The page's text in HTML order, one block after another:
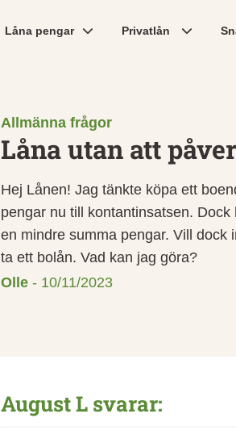
Låna pengar Privatlån
Allmänna frågor
Låna utan att
Hej Lånen! Jag tänkte köpa ett
pengar nu till kontantinsatsen.
en mindre summa pengar. Vill dock
ta ett bolån. Vad kan jag göra?
Olle - 10/11/2023
August L svarar: